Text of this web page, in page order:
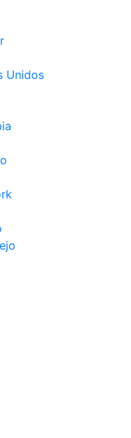
Unidos